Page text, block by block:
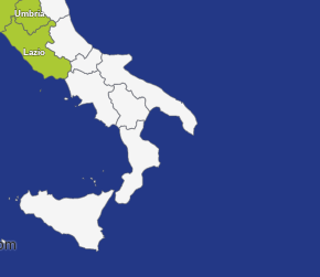
Lazio
Lazio
Umbria
Umbria